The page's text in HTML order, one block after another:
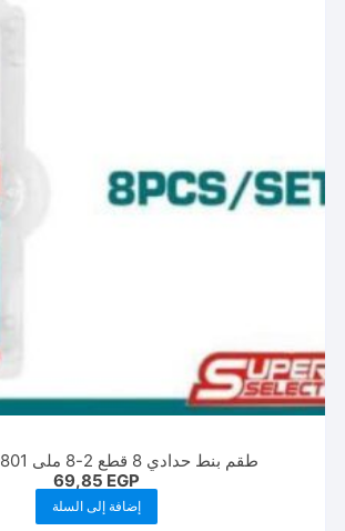
طقم بنط حدادي 8 قطع 2-8 ملى TACSD0801
69,85 EGP
إضافة إلى السلة